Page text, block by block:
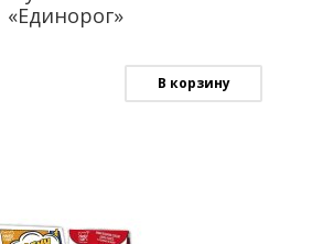
«Единорог»
В корзину